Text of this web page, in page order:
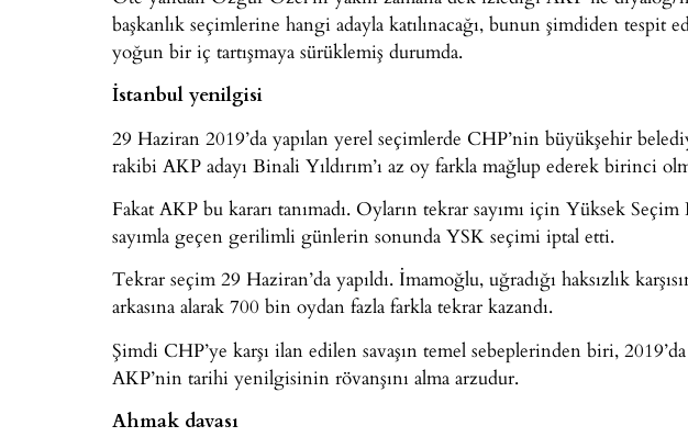
başkanlık seçimlerine hangi adayla katılınacağı, bunun şimdiden tespit
yoğun bir iç tartışmaya sürüklemiş durumda.
İstanbul yenilgisi
29 Haziran 2019’da yapılan yerel seçimlerde CHP’nin büyükşehir
rakibi AKP adayı Binali Yıldırım’ı az oy farkla mağlup ederek birinci
Fakat AKP bu kararı tanımadı. Oyların tekrar sayımı için Yüksek
sayımla geçen gerilimli günlerin sonunda YSK seçimi iptal etti.
Tekrar seçim 29 Haziran’da yapıldı. İmamoğlu, uğradığı haksızlık
arkasına alarak 700 bin oydan fazla farkla tekrar kazandı.
Şimdi CHP’ye karşı ilan edilen savaşın temel sebeplerinden biri,
AKP’nin tarihi yenilgisinin rövanşını alma arzudur.
Ahmak davası